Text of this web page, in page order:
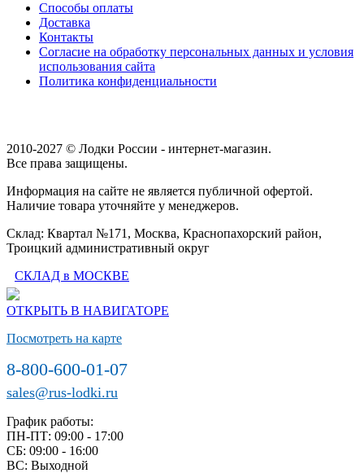
Способы оплаты
Доставка
Контакты
Согласие на обработку персональных данных и условия
использования сайта
Политика конфиденциальности
2010-2027 © Лодки России - интернет-магазин.
Все права защищены.
Информация на сайте не является публичной офертой.
Наличие товара уточняйте у менеджеров.
Склад: Квартал №171, Москва, Краснопахорский район,
Троицкий административный округ
СКЛАД в МОСКВЕ
ОТКРЫТЬ В НАВИГАТОРЕ
Посмотреть на карте
8-800-600-01-07
sales@rus-lodki.ru
График работы:
ПН-ПТ: 09:00 - 17:00
СБ: 09:00 - 16:00
ВС: Выходной